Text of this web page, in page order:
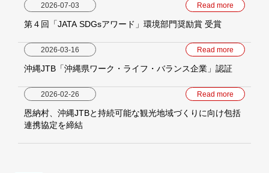
2026-07-03 Read more
第４回「JATA SDGsアワード」環境部門奨励賞 受賞
2026-03-16 Read more
沖縄JTB「沖縄県ワーク・ライフ・バランス企業」認証
2026-02-26 Read more
恩納村、沖縄JTBと持続可能な観光地域づくりに向け包括
連携協定を締結